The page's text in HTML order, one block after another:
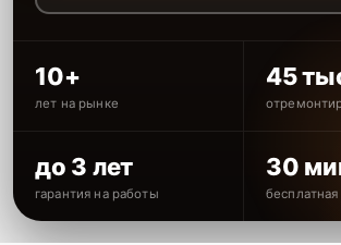
10+
лет на рынке
45
до 3 лет
гарантия на работы
30